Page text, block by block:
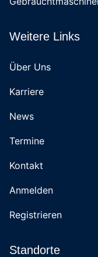
Weitere Links
Über Uns
Karriere
News
Termine
Kontakt
Anmelden
Registrieren
Standorte